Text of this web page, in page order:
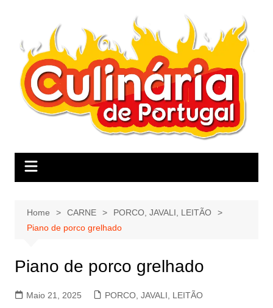
Home CARNE
PORCO, JAVALI, LEITÃO
Piano de porco grelhado
Piano de porco grelhado
Maio 21, 2025 PORCO, JAVALI, LEITÃO